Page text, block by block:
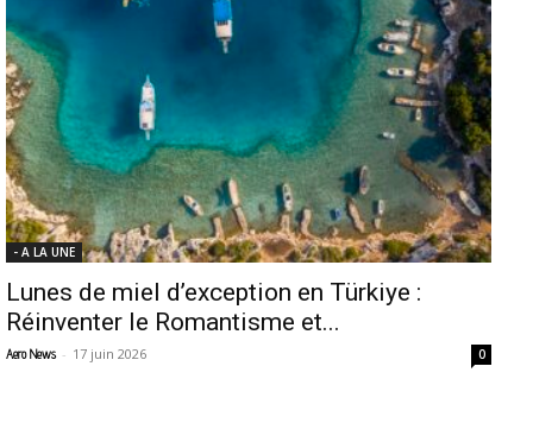
- A LA UNE
Lunes de miel d’exception en Türkiye :
Réinventer le Romantisme et...
Aero News - 17 juin 2026 0